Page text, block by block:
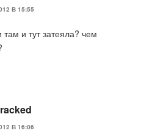
В 15:55
и тут затеяла? чем
В 16:06